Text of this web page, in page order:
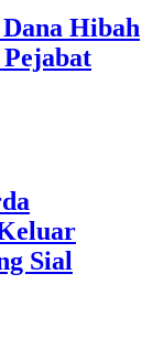
Hibah
Sial